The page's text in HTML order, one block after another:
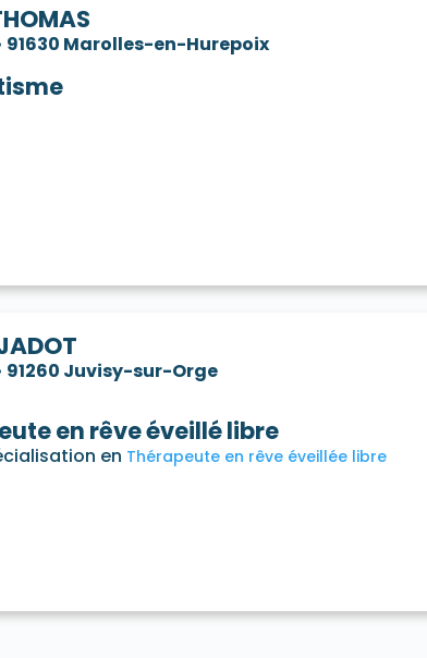
91630 Marolles-en-Hurepoix
91260 Juvisy-sur-Orge
en rêve éveillé libre
en Thérapeute en rêve éveillée libre